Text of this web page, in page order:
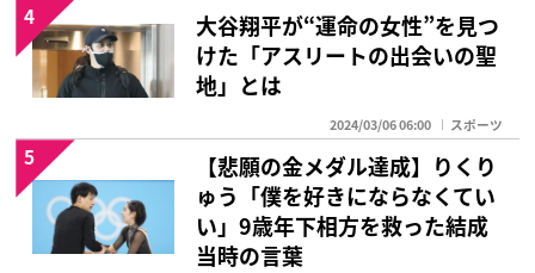
大谷翔平が“運命の女性”を見つ
けた「アスリートの出会いの聖
地」とは
2024/03/06 06:00 スポーツ
4
【悲願の金メダル達成】りくり
ゅう「僕を好きにならなくてい
い」9歳年下相方を救った結成
当時の言葉
5